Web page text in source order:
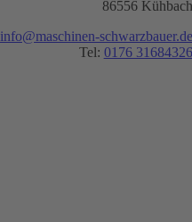
86556 Kühbach
info@maschinen-schwarzbauer.de
Tel: 0176 31684326